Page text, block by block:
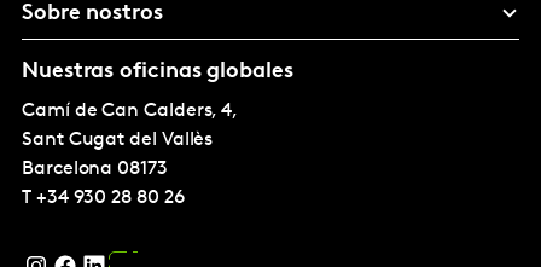
Sobre nostros
Nuestras oficinas globales
Camí de Can Calders, 4,
Sant Cugat del Vallès
Barcelona 08173
T +34 930 28 80 26